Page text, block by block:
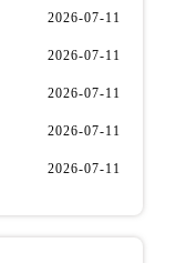
2026-07-11
2026-07-11
2026-07-11
2026-07-11
2026-07-11